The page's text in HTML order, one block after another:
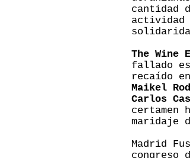
cantidad
actividad
The Wine
fallado
recaído
Maikel
Carlos
certamen
maridaje
Madrid
congreso